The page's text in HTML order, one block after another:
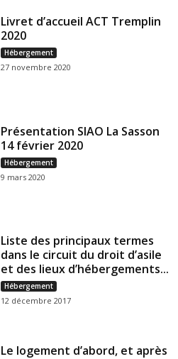
Livret d’accueil ACT Tremplin
2020
Hébergement
27 novembre 2020
Présentation SIAO La Sasson
14 février 2020
Hébergement
9 mars 2020
Liste des principaux termes
dans le circuit du droit d’asile
et des lieux d’hébergements...
Hébergement
12 décembre 2017
Le logement d’abord, et après